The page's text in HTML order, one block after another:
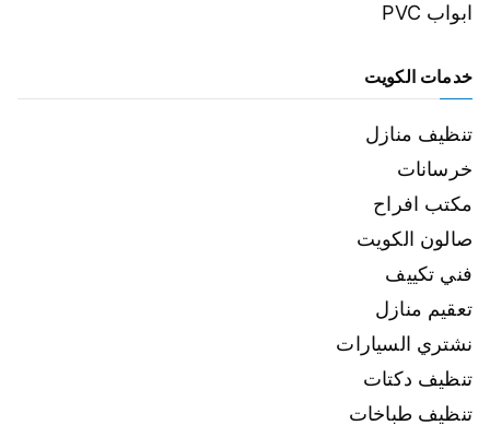
ابواب PVC
خدمات الكويت
تنظيف منازل
خرسانات
مكتب افراح
صالون الكويت
فني تكييف
تعقيم منازل
نشتري السيارات
تنظيف دكتات
تنظيف طباخات